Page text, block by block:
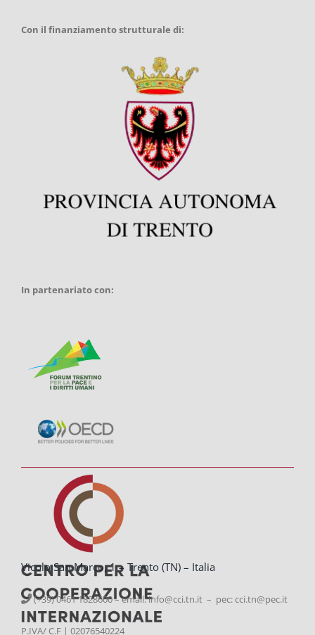
Con il finanziamento strutturale di:
In partenariato con:
Vicolo San Marco, 1 – Trento (TN) – Italia
(+39) 0461 1828600 – email:info@cci.tn.it – pec: cci.tn@pec.it
P.IVA/ C.F | 02076540224